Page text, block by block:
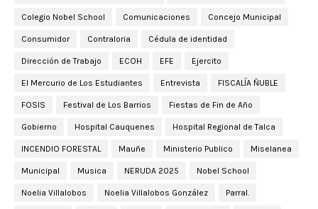
Colegio Nobel School Comunicaciones Concejo Municipal
Consumidor Contraloria Cédula de identidad
Dirección de Trabajo ECOH EFE Ejercito
El Mercurio de Los Estudiantes Entrevista FISCALÍA ÑUBLE
FOSIS Festival de Los Barrios Fiestas de Fin de Año
Gobierno Hospital Cauquenes Hospital Regional de Talca
INCENDIO FORESTAL Mauñe Ministerio Publico Miselanea
Municipal Musica NERUDA 2025 Nobel School
Noelia Villalobos Noelia Villalobos González Parral.